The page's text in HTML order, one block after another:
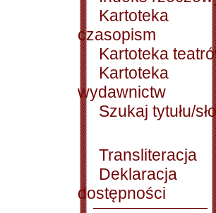
Kartoteka
czasopism
Kartoteka
Kartoteka
wydawnictw
Szukaj tytułu/
Transliteracja
Deklaracja
dostępności